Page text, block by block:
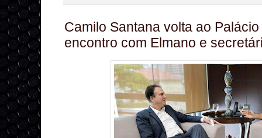
Camilo Santana volta ao
encontro com Elmano e